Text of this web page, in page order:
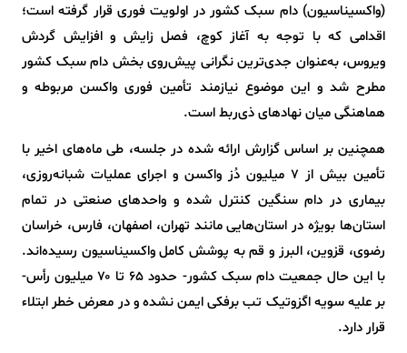
(واکسیناسیون) دام سبک کشور در اولویت فوری قرار گرفته است؛
اقدامی که با توجه به آغاز کوچ، فصل زایش و افزایش گردش
ویروس، به‌عنوان جدی‌ترین نگرانی پیش‌روی بخش دام سبک کشور
مطرح شد و این موضوع نیازمند تأمین فوری واکسن مربوطه و
هماهنگی میان نهادهای ذی‌ربط است.
همچنین بر اساس گزارش ارائه شده در جلسه، طی ماه‌های اخیر با
تأمین بیش از ۷ میلیون دُز واکسن و اجرای عملیات شبانه‌روزی،
بیماری در دام سنگین کنترل شده و واحدهای صنعتی در تمام
استان‌ها بویژه در استان‌هایی مانند تهران، اصفهان، فارس، خراسان
رضوی، قزوین، البرز و قم به پوشش کامل واکسیناسیون رسیده‌اند.
با این حال جمعیت دام سبک کشور- حدود ۶۵ تا ۷۰ میلیون رأس-
بر علیه سویه اگزوتیک تب برفکی ایمن نشده و در معرض خطر ابتلاء
قرار دارد.